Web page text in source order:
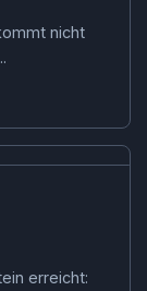
nicht
erreicht: